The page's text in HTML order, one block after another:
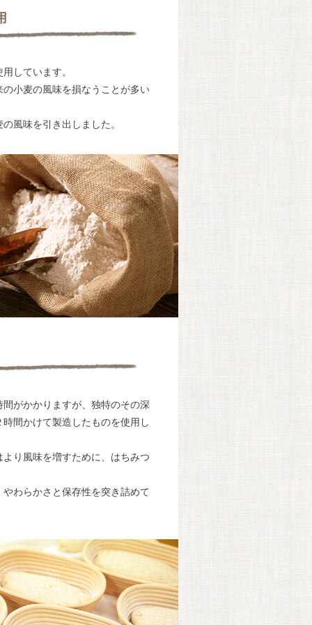
しています。
小麦の風味を損なうことが多い
風味を引き出しました。
がかかりますが、独特のその深
間かけて製造したものを使用し
り風味を増すために、はちみつ
わらかさと保存性を突き詰めて